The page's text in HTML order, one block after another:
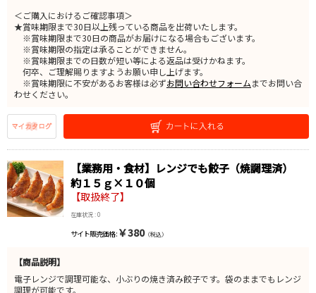
＜ご購入におけるご確認事項＞
★賞味期限まで30日以上残っている商品を出荷いたします。
※賞味期限まで30日の商品がお届けになる場合もございます。
※賞味期限の指定は承ることができません。
※賞味期限までの日数が短い等による返品は受けかねます。
何卒、ご理解賜りますようお願い申し上げます。
※賞味期限に不安があるお客様は必ずお問い合わせフォームまでお問い合
わせください。
【業務用・食材】レンジでも餃子（焼調理済）
約１５ｇ×１０個
【取扱終了】
在庫状況 : 0
サイト販売価格 : ￥380（税込）
【商品説明】
電子レンジで調理可能な、小ぶりの焼き済み餃子です。袋のままでもレンジ
調理が可能です。